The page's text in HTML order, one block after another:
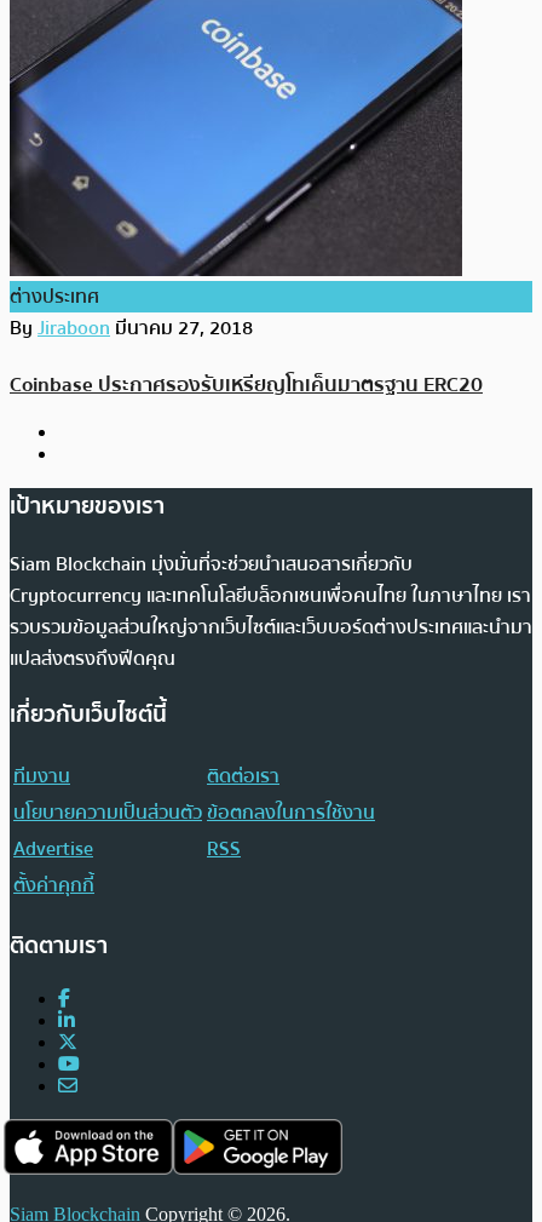
ต่างประเทศ
ByJiraboonมีนาคม 27, 2018
Coinbase ประกาศรองรับเหรียญโทเค็นมาตรฐาน ERC20
เป้าหมายของเรา
Siam Blockchain มุ่งมั่นที่จะช่วยนำเสนอสารเกี่ยวกับ
Cryptocurrency และเทคโนโลยีบล็อกเชนเพื่อคนไทย ในภาษาไทย เรา
รวบรวมข้อมูลส่วนใหญ่จากเว็บไซต์และเว็บบอร์ดต่างประเทศและนำมา
แปลส่งตรงถึงฟีดคุณ
เกี่ยวกับเว็บไซต์นี้
ทีมงาน
ติดต่อเรา
นโยบายความเป็นส่วนตัวข้อตกลงในการใช้งาน
Advertise
RSS
ตั้งค่าคุกกี้
ติดตามเรา
Siam Blockchain Copyright © 2026.